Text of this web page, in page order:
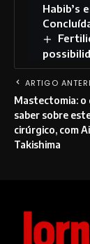
Habib’s
ARTIGO
Mastectomia: o
saber sobre
cirúrgico, com
Takishima